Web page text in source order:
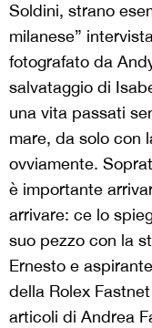
Soldini, strano
milanese”
fotografato da
salvataggio di
una vita passati
mare, da solo con
ovviamente.
è importante
arrivare: ce lo
suo pezzo con la
Ernesto e
della Rolex
articoli di Andrea